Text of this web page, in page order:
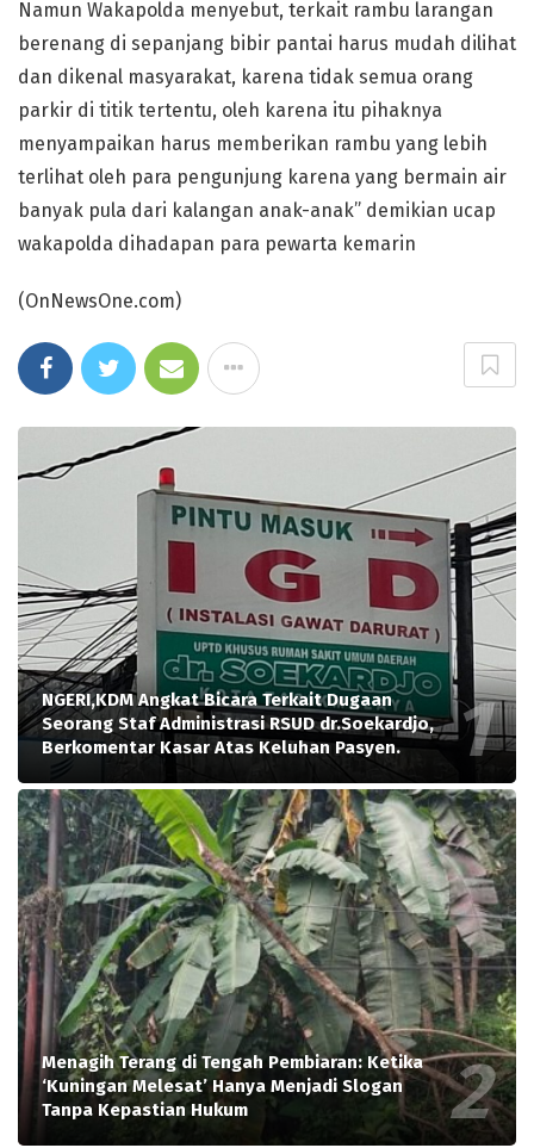
Namun Wakapolda menyebut, terkait rambu larangan
berenang di sepanjang bibir pantai harus mudah dilihat
dan dikenal masyarakat, karena tidak semua orang
parkir di titik tertentu, oleh karena itu pihaknya
menyampaikan harus memberikan rambu yang lebih
terlihat oleh para pengunjung karena yang bermain air
banyak pula dari kalangan anak-anak” demikian ucap
wakapolda dihadapan para pewarta kemarin
(OnNewsOne.com)
NGERI,KDM Angkat Bicara Terkait Dugaan
Seorang Staf Administrasi RSUD dr.Soekardjo,
Berkomentar Kasar Atas Keluhan Pasyen.
Menagih Terang di Tengah Pembiaran: Ketika
‘Kuningan Melesat’ Hanya Menjadi Slogan
Tanpa Kepastian Hukum